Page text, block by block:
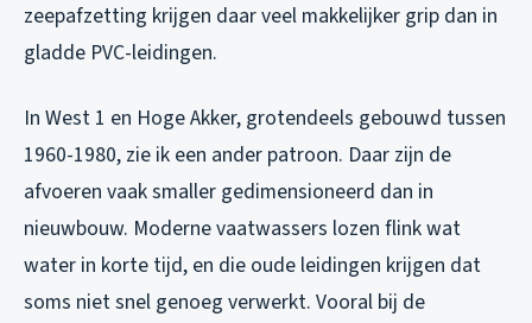
zeepafzetting krijgen daar veel makkelijker grip dan in
gladde PVC-leidingen.
In West 1 en Hoge Akker, grotendeels gebouwd tussen
1960-1980, zie ik een ander patroon. Daar zijn de
afvoeren vaak smaller gedimensioneerd dan in
nieuwbouw. Moderne vaatwassers lozen flink wat
water in korte tijd, en die oude leidingen krijgen dat
soms niet snel genoeg verwerkt. Vooral bij de